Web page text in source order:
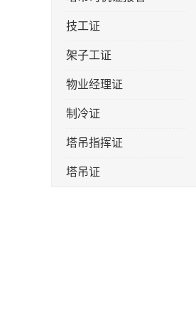
技工证
架子工证
物业经理证
制冷证
塔吊指挥证
塔吊证